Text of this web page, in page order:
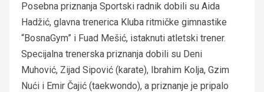
Posebna priznanja Sportski radnik dobili su Aida
Hadžić, glavna trenerica Kluba ritmičke gimnastike
“BosnaGym” i Fuad Mešić, istaknuti atletski trener.
Specijalna trenerska priznanja dobili su Deni
Muhović, Zijad Sipović (karate), Ibrahim Kolja, Gzim
Nući i Emir Čajić (taekwondo), a priznanje je pripalo